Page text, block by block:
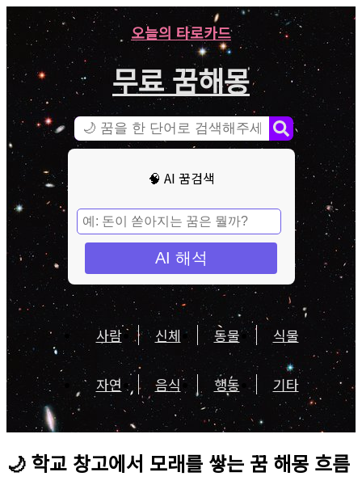
오늘의 타로카드
무료 꿈해몽
🧠 AI 꿈검색
AI 해석
사람 신체 동물 식물
자연 음식 행동 기타
🌙 학교 창고에서 모래를 쌓는 꿈 해몽 흐름